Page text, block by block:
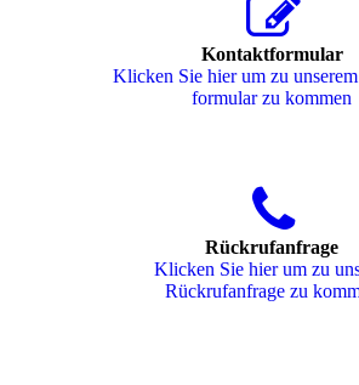
Kontaktformular
Klicken Sie hier um zu
for­mu­lar zu kommen
Rückrufanfrage
Klicken Sie hier um zu
Rückrufanfrage zu